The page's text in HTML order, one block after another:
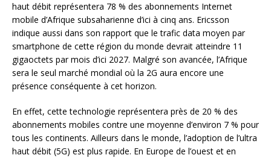
haut débit représentera 78 % des abonnements Internet
mobile d’Afrique subsaharienne d’ici à cinq ans. Ericsson
indique aussi dans son rapport que le trafic data moyen par
smartphone de cette région du monde devrait atteindre 11
gigaoctets par mois d’ici 2027. Malgré son avancée, l’Afrique
sera le seul marché mondial où la 2G aura encore une
présence conséquente à cet horizon.
En effet, cette technologie représentera près de 20 % des
abonnements mobiles contre une moyenne d’environ 7 % pour
tous les continents. Ailleurs dans le monde, l’adoption de l’ultra
haut débit (5G) est plus rapide. En Europe de l’ouest et en